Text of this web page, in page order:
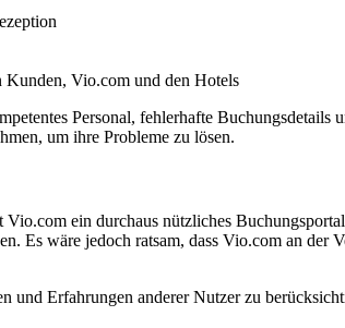
Kunden, Vio.com und den Hotels
Personal, fehlerhafte
um ihre Probleme zu lösen.
ein durchaus nützliches
Es wäre jedoch ratsam, dass Vio.com an
Erfahrungen anderer Nutzer zu